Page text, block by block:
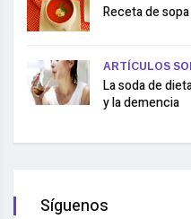
Receta de
ARTÍCULOS
La soda de
y la demencia
Síguenos